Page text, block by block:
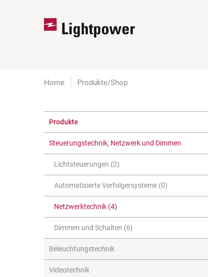
Home Produkte/Shop
Produkte
Steuerungstechnik, Netzwerk und Dimmen
Lichtsteuerungen (2)
Automatisierte Verfolgersysteme (0)
Netzwerktechnik (4)
Dimmen und Schalten (6)
Beleuchtungstechnik
Videotechnik